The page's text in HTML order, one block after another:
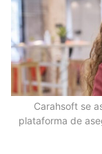
Carahsoft se
plataforma de